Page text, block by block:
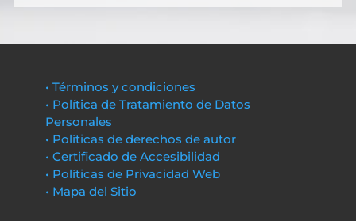
• Términos y condiciones
• Política de Tratamiento de Datos
Personales
• Políticas de derechos de autor
• Certificado de Accesibilidad
• Políticas de Privacidad Web
• Mapa del Sitio